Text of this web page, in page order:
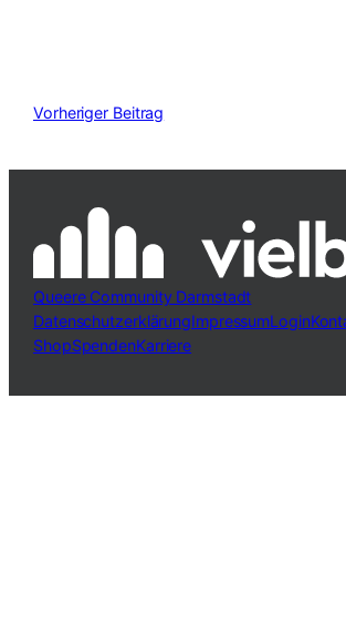
Vorheriger Beitrag
Queere Community Darmstadt
DatenschutzerklärungImpressumLogin
ShopSpendenKarriere